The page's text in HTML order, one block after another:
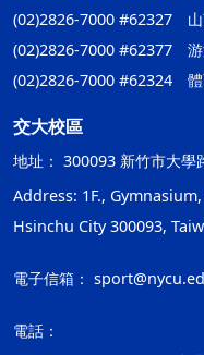
(02)2826-7000 #62327 山
(02)2826-7000 #62377 游
(02)2826-7000 #62324 體
交大校區
地址： 300093 新竹市大學
Address: 1F.,
Hsinchu City 300093,
電子信箱：
電話：